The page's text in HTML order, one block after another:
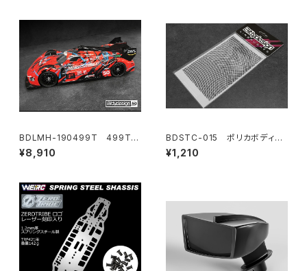
BDLMH-190499T 499T
クリアハイパーカーボディ 1/10
190mm タミヤ TT-02用 ライ
¥8,910
BDSTC-015 ポリカボディ塗
装用ステンシル 【Wave Mes
hs】
¥1,210